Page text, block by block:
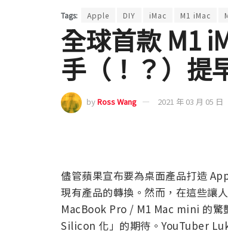
Tags: Apple DIY iMac M1 iMac
全球首款 M1
手（！？）提
byRoss Wang 2021 年 03 月 05 日
儘管蘋果宣布要為桌面產品打造
現有產品的轉換。然而，在這些讓
MacBook Pro / M1 Mac mini 的驚
Silicon 化」的期待。YouTuber